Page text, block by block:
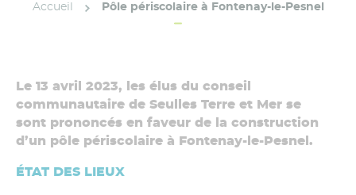
Accueil Pôle périscolaire à Fontenay-le-Pesnel
Le 13 avril 2023, les élus du conseil
communautaire de Seulles Terre et Mer se
sont prononcés en faveur de la construction
d’un pôle périscolaire à Fontenay-le-Pesnel.
ÉTAT DES LIEUX